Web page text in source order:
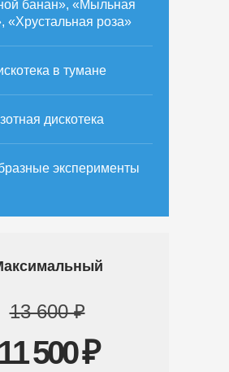
банан», «Мыльная
«Хрустальная роза»
в тумане
дискотека
эксперименты
13 600 ₽
11 500 ₽